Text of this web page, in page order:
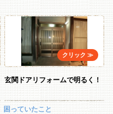
玄関ドアリフォームで明るく！
困っていたこと